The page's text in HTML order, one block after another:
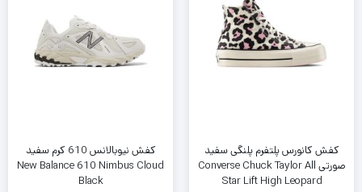
کفش کانورس پلتفرم پلنگی سفید
صورتی Converse Chuck Taylor All
Star Lift High Leopard
کفش نیوبالانس 610 کرم سفید
New Balance 610 Nimbus Cloud
Black